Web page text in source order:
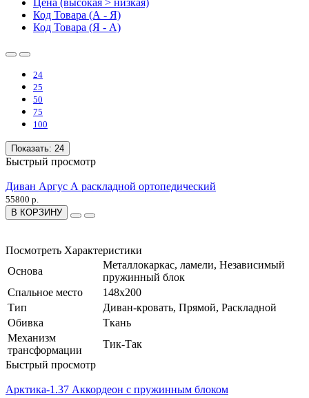
Цена (высокая > низкая)
Код Товара (А - Я)
Код Товара (Я - А)
24
25
50
75
100
Показать: 24
Быстрый просмотр
Диван Аргус А раскладной ортопедический
55800 р.
В КОРЗИНУ
Посмотреть Характеристики
Основа
Металлокаркас, ламели, Независимый
пружинный блок
Спальное место
148x200
Тип
Диван-кровать, Прямой, Раскладной
Обивка
Ткань
Механизм
трансформации
Тик-Так
Быстрый просмотр
Арктика-1.37 Аккордеон с пружинным блоком